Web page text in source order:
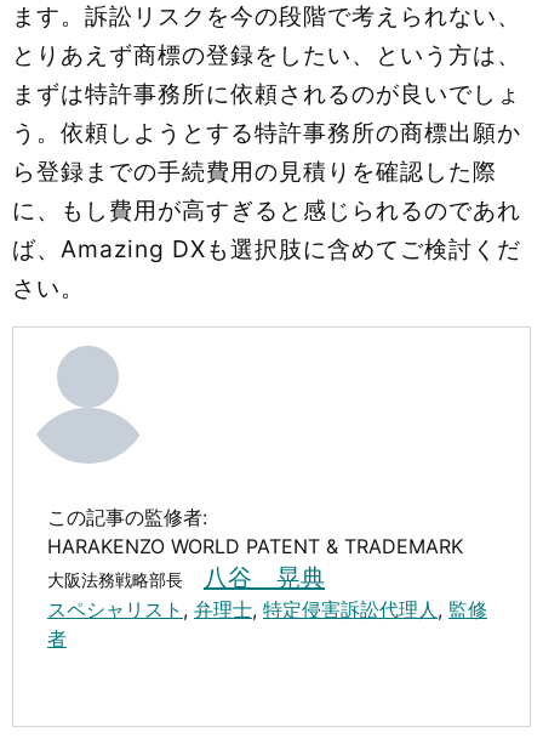
ます。訴訟リスクを今の段階で考えられない、
とりあえず商標の登録をしたい、という方は、
まずは特許事務所に依頼されるのが良いでしょ
う。依頼しようとする特許事務所の商標出願か
ら登録までの手続費用の見積りを確認した際
に、もし費用が高すぎると感じられるのであれ
ば、Amazing DXも選択肢に含めてご検討くだ
さい。
この記事の監修者:
HARAKENZO WORLD PATENT & TRADEMARK
大阪法務戦略部長 八谷 晃典
スペシャリスト , 弁理士, 特定侵害訴訟代理人, 監修
者